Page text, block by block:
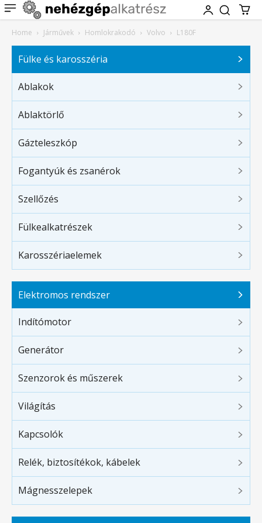
Home Járművek Homlokrakodó Volvo L180F
Fülke és karosszéria
Ablakok
Ablaktörlő
Gázteleszkóp
Fogantyúk és zsanérok
Szellőzés
Fülkealkatrészek
Karosszériaelemek
Elektromos rendszer
Indítómotor
Generátor
Szenzorok és műszerek
Világítás
Kapcsolók
Relék, biztosítékok, kábelek
Mágnesszelepek